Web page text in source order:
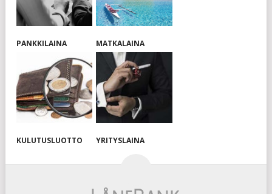
PANKKILAINA MATKALAINA
KULUTUSLUOTTO YRITYSLAINA